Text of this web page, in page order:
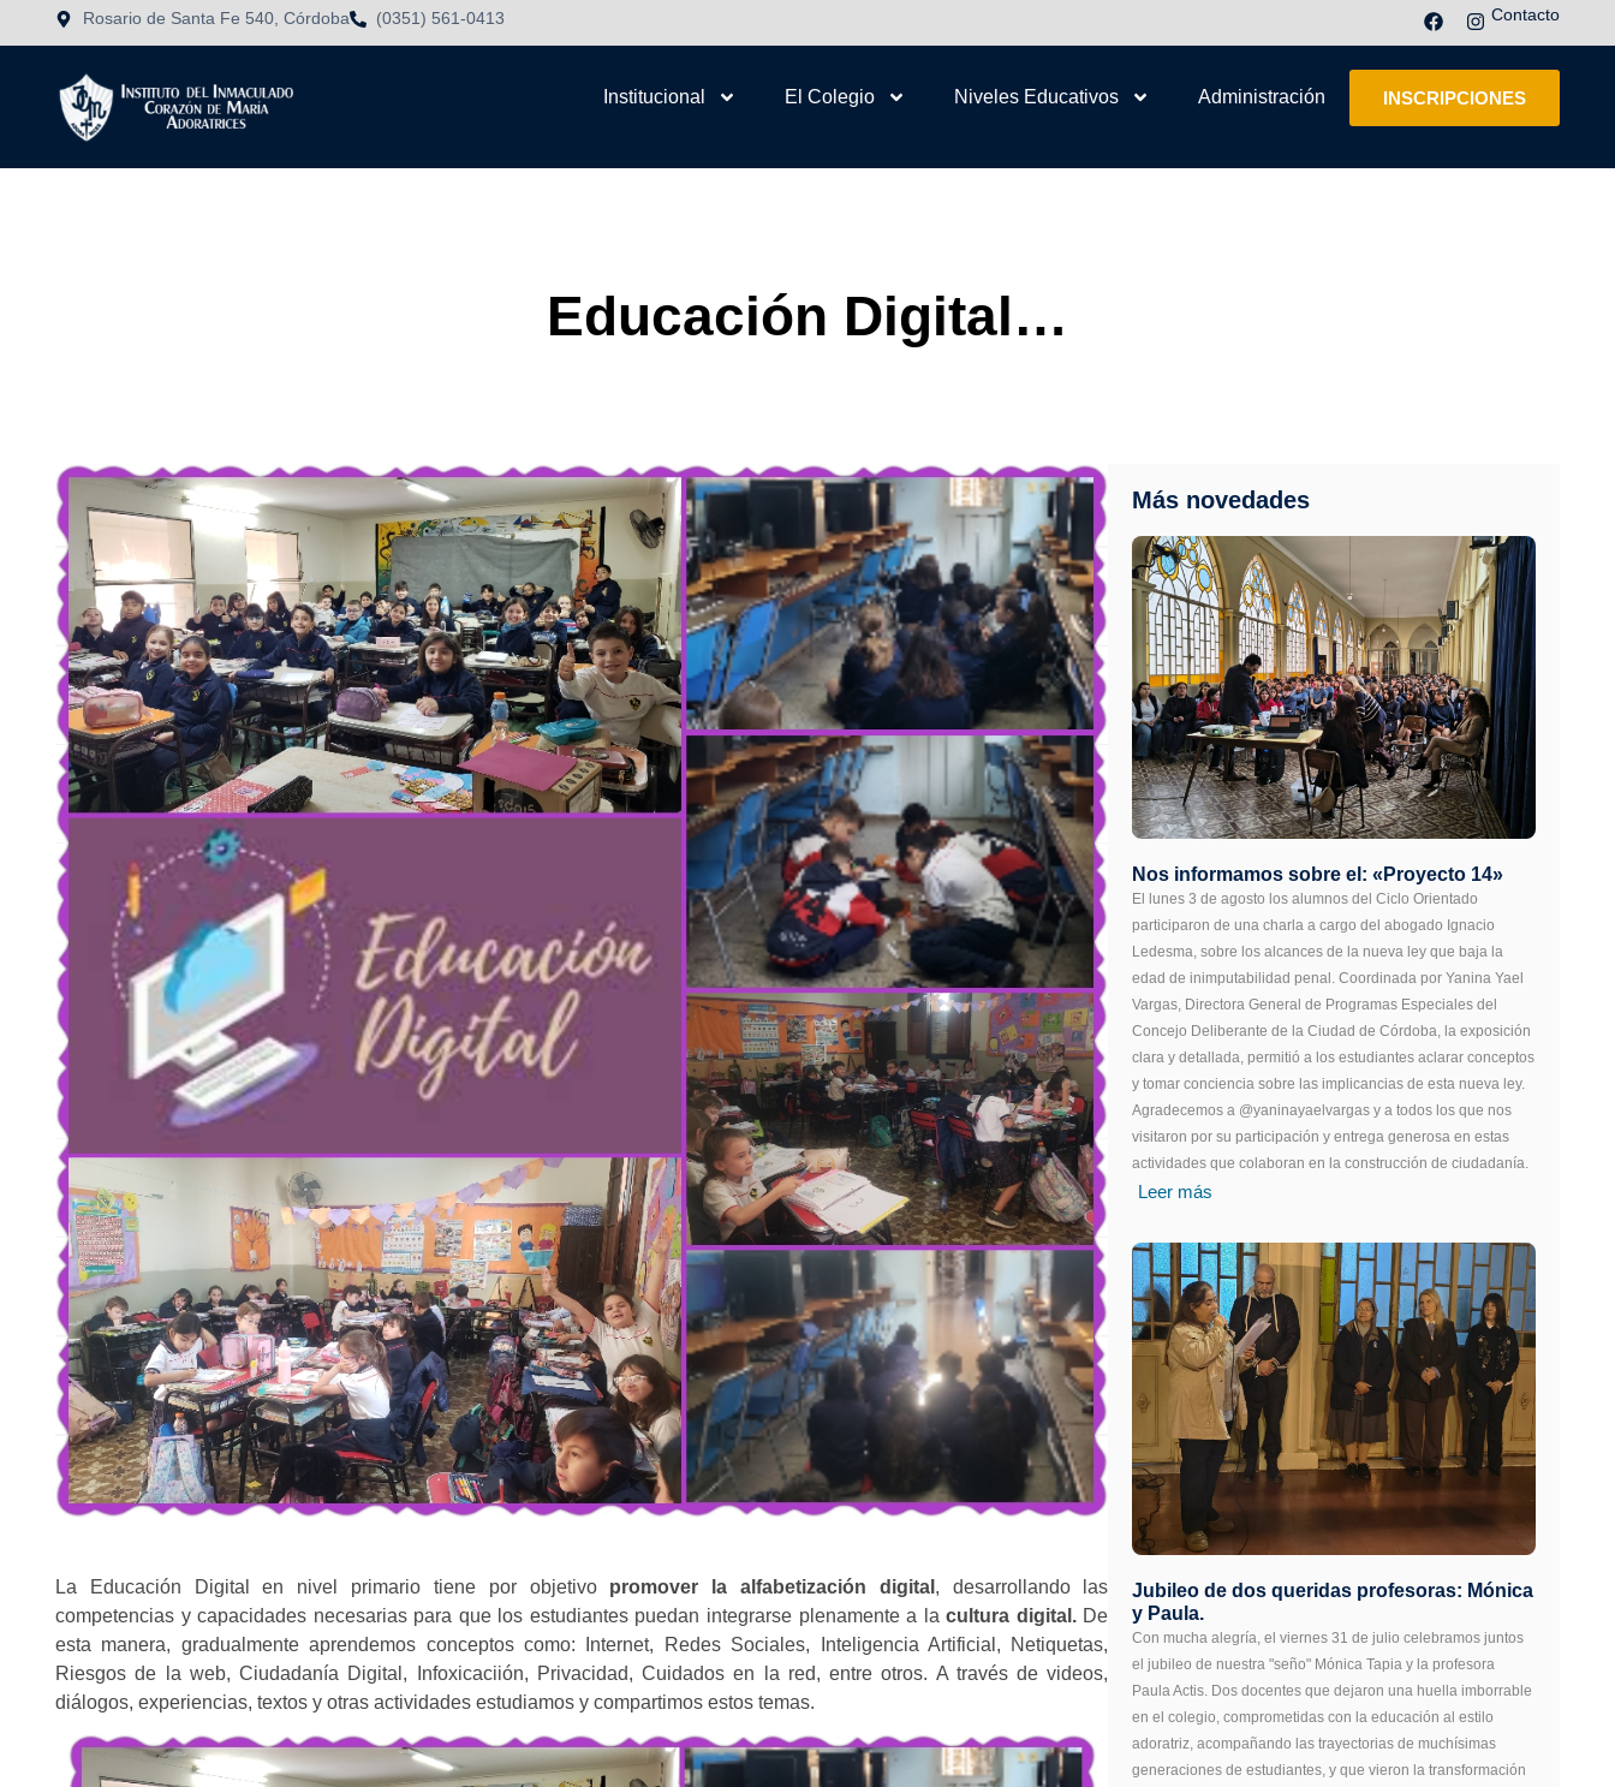
Rosario de Santa Fe 540, Córdoba (0351) 561-0413 Contacto
Institucional El Colegio Niveles Educativos Administración INSCRIPCIONES
Educación Digital…
La Educación Digital en nivel primario tiene por objetivo promover la alfabetización digital , desarrollando las
competencias y capacidades necesarias para que los estudiantes puedan integrarse plenamente a lacultura digital. De
esta manera, gradualmente aprendemos conceptos como: Internet, Redes Sociales, Inteligencia Artificial, Netiquetas,
Riesgos de la web, Ciudadanía Digital, Infoxicaciión, Privacidad, Cuidados en la red, entre otros. A través de videos,
diálogos, experiencias, textos y otras actividades estudiamos y compartimos estos temas.
Más novedades
Nos informamos sobre el: «Proyecto 14»
El lunes 3 de agosto los alumnos del Ciclo Orientado
participaron de una charla a cargo del abogado Ignacio
Ledesma, sobre los alcances de la nueva ley que baja la
edad de inimputabilidad penal. Coordinada por Yanina Yael
Vargas, Directora General de Programas Especiales del
Concejo Deliberante de la Ciudad de Córdoba, la exposición
clara y detallada, permitió a los estudiantes aclarar conceptos
y tomar conciencia sobre las implicancias de esta nueva ley.
Agradecemos a @yaninayaelvargas y a todos los que nos
visitaron por su participación y entrega generosa en estas
actividades que colaboran en la construcción de ciudadanía.
Leer más
Jubileo de dos queridas profesoras: Mónica
y Paula.
Con mucha alegría, el viernes 31 de julio celebramos juntos
el jubileo de nuestra "seño" Mónica Tapia y la profesora
Paula Actis. Dos docentes que dejaron una huella imborrable
en el colegio, comprometidas con la educación al estilo
adoratriz, acompañando las trayectorias de muchísimas
generaciones de estudiantes, y que vieron la transformación